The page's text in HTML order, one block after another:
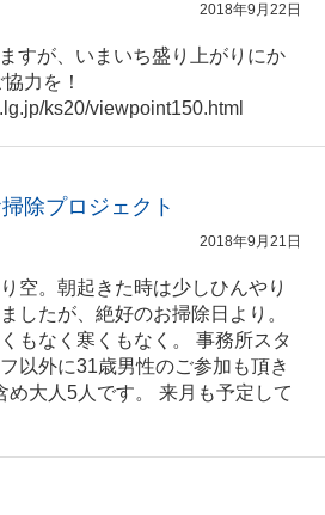
2018年9月22日
すが、いまいち盛り上がりにか
力を！
ks20/viewpoint150.html
除プロジェクト
2018年9月21日
空。朝起きた時は少しひんやり
したが、絶好のお掃除日より。
もなく寒くもなく。 事務所スタ
以外に31歳男性のご参加も頂き
め大人5人です。 来月も予定して